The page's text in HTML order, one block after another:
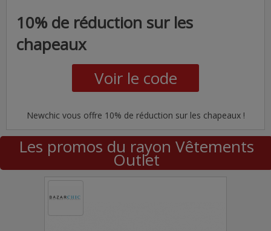
10% de réduction sur les
chapeaux
Voir le code
Newchic vous offre 10% de réduction sur les chapeaux !
Les promos du rayon Vêtements
Outlet